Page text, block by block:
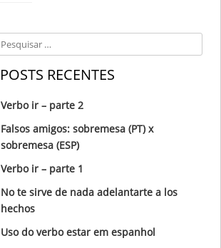
Search
POSTS RECENTES
Verbo ir – parte 2
Falsos amigos: sobremesa (PT) x
sobremesa (ESP)
Verbo ir – parte 1
No te sirve de nada adelantarte a los
hechos
Uso do verbo estar em espanhol